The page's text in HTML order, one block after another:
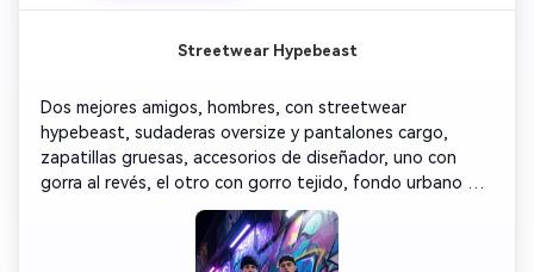
Streetwear Hypebeast
Dos mejores amigos, hombres, con streetwear
hypebeast, sudaderas oversize y pantalones cargo,
zapatillas gruesas, accesorios de diseñador, uno con
gorra al revés, el otro con gorro tejido, fondo urbano
con graffiti, iluminación artificial de neón con tonos
púrpura y azul, plano heroico de ángulo bajo, sombras
dramáticas, paleta vibrante streetwear, fotorrealismo